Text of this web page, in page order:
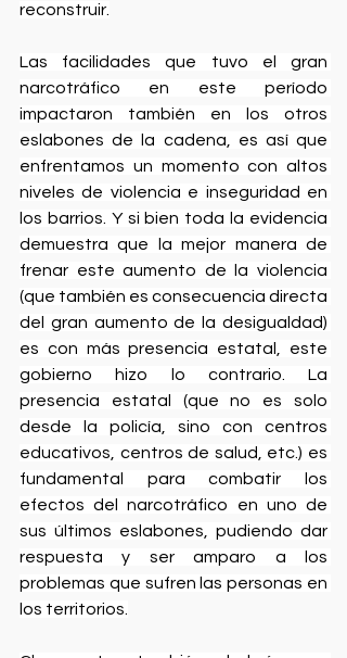
reconstruir.
Las facilidades que tuvo el gran
narcotráfico en este período
impactaron también en los otros
eslabones de la cadena, es así que
enfrentamos un momento con altos
niveles de violencia e inseguridad en
los barrios. Y si bien toda la evidencia
demuestra que la mejor manera de
frenar este aumento de la violencia
(que también es consecuencia directa
del gran aumento de la desigualdad)
es con más presencia estatal, este
gobierno hizo lo contrario. La
presencia estatal (que no es solo
desde la policía, sino con centros
educativos, centros de salud, etc.) es
fundamental para combatir los
efectos del narcotráfico en uno de
sus últimos eslabones, pudiendo dar
respuesta y ser amparo a los
problemas que sufren las personas en
los territorios.